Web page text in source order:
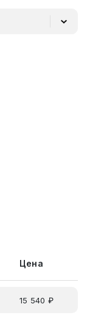
Цена
15 540 ₽